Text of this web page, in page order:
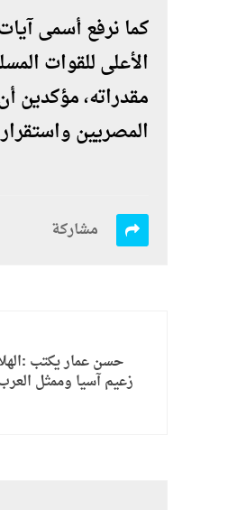
كما نرفع أسمى
الأعلى للقوات
مقدراته، مؤكدين
المصريين
مشاركة
حسن عمار يكتب
زعيم آسيا وممثل